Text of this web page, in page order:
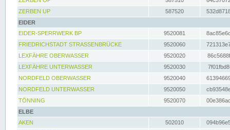
ZERBEN UP
587520
EIDER
EIDER-SPERRWERK BP
9520081
FRIEDRICHSTADT STRASSENBRÜCKE
9520060
LEXFÄHRE OBERWASSER
9520020
LEXFÄHRE UNTERWASSER
9520030
NORDFELD OBERWASSER
9520040
NORDFELD UNTERWASSER
9520050
TÖNNING
9520070
ELBE
AKEN
502010